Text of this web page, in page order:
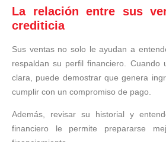
La relación entre sus
crediticia
Sus ventas no solo le ayudan a
respaldan su perfil financiero. Cuando
clara, puede demostrar que genera
cumplir con un compromiso de pago.
Además, revisar su historial y
financiero le permite prepararse